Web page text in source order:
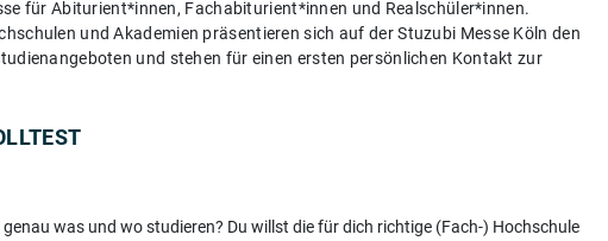
für Abiturient*innen, Fachabiturient*innen und Realschüler*innen.
und Akademien präsentieren sich auf der Stuzubi Messe Köln den
und stehen für einen ersten persönlichen Kontakt zur
was und wo studieren? Du willst die für dich richtige (Fach-) Hochschule